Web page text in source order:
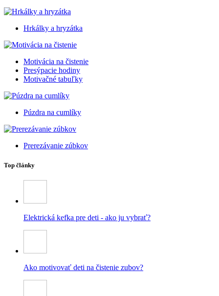
Hrkálky a hryzátka
Motivácia na čistenie
Presýpacie hodiny
Motivačné tabuľky
Púzdra na cumlíky
Prerezávanie zúbkov
Top články
Elektrická kefka pre deti - ako ju vybrať?
Ako motivovať deti na čistenie zubov?